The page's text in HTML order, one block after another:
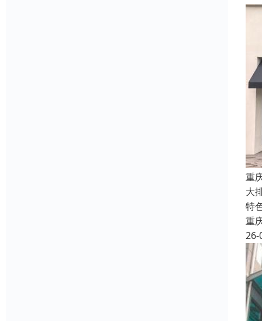
重
大
特
重
26-